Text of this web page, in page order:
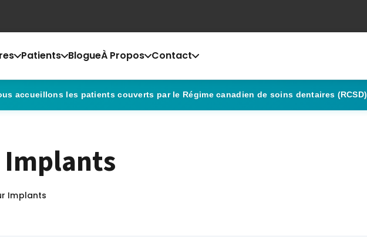
Patients BlogueÀ Propos Contact
accueillons les patients couverts par le Régime canadien de soins dentaires (RCSD)
Implants
Implants